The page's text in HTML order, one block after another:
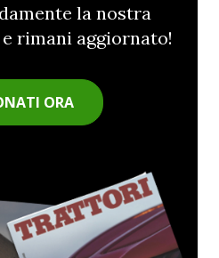
la nostra
rimani aggiornato!
ORA